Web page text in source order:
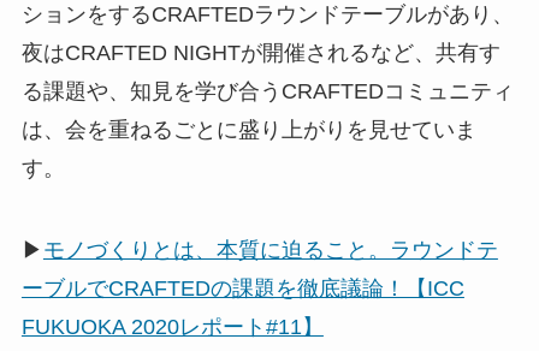
ションをするCRAFTEDラウンドテーブルがあり、
夜はCRAFTED NIGHTが開催されるなど、共有す
る課題や、知見を学び合うCRAFTEDコミュニティ
は、会を重ねるごとに盛り上がりを見せていま
す。
▶ モノづくりとは、本質に迫ること。ラウンドテ
ーブルでCRAFTEDの課題を徹底議論！【ICC
FUKUOKA 2020レポート#11】